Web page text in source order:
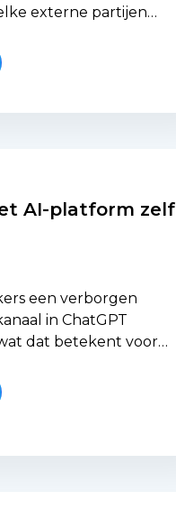
externe partijen
En wat
doen?
AI-platform zelf
een verborgen
in ChatGPT
dat betekent voor